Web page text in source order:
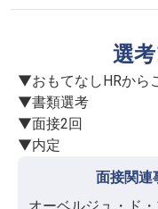
選
▼おもてなしHRから
▼書類選考
▼面接2回
▼内定
面接関連